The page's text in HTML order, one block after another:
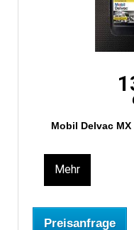
Mobil Delvac MX
Mehr
Preisanfrage